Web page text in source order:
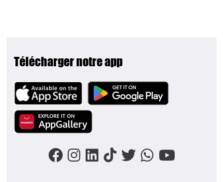
Télécharger notre app
Image Image
Image